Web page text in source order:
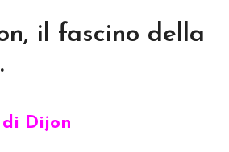
il fascino della
di Dijon